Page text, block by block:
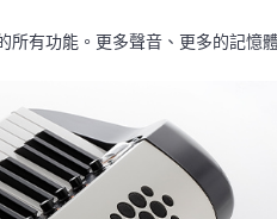
有功能。更多聲音、更多的記憶